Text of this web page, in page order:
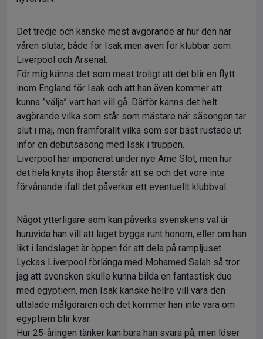
Det tredje och kanske mest avgörande är hur den här
våren slutar, både för Isak men även för klubbar som
Liverpool och Arsenal.
För mig känns det som mest troligt att det blir en flytt
inom England för Isak och att han även kommer att
kunna ”välja” vart han vill gå. Därför känns det helt
avgörande vilka som står som mästare när säsongen tar
slut i maj, men framförallt vilka som ser bäst rustade ut
inför en debutsäsong med Isak i truppen.
Liverpool har imponerat under nye Arne Slot, men hur
det hela knyts ihop återstår att se och det vore inte
förvånande ifall det påverkar ett eventuellt klubbval.
Något ytterligare som kan påverka svenskens val är
huruvida han vill att laget byggs runt honom, eller om han
likt i landslaget är öppen för att dela på rampljuset.
Lyckas Liverpool förlänga med Mohamed Salah så tror
jag att svensken skulle kunna bilda en fantastisk duo
med egyptiern, men Isak kanske hellre vill vara den
uttalade målgöraren och det kommer han inte vara om
egyptiern blir kvar.
Hur 25-åringen tänker kan bara han svara på, men löser